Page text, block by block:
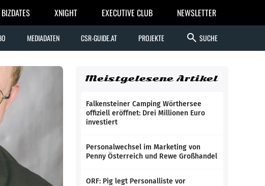
BIZDATES XNIGHT EXECUTIVE CLUB NEWSLETTER
MEDIADATEN CSR-GUIDE.AT PROJEKTE search SUCHE
Meistgelesene Artikel
Falkensteiner Camping Wörthersee
offiziell eröffnet: Drei Millionen Euro
investiert
Personalwechsel im Marketing von
Penny Österreich und Rewe Großhandel
ORF: Pig legt Personalliste vor